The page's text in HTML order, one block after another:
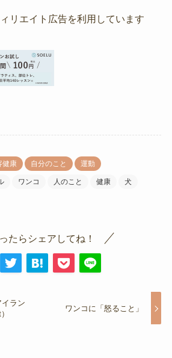
リエイト広告を利用しています
健康 自分のこと 運動
ワンコ 人のこと 健康 犬
たらシェアしてね！
ラン
ワンコに「怒ること」